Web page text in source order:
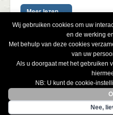
Wij gebruiken cookies om uw
en de werking
Met behulp van deze cookies
van uw
Als u doorgaat met het gebruiken
NB: U kunt de cookie-
Nee,
Beheer cookies
Meer lezen →
Blader
door
de
berichten
← Oudere
© 2026Adegems Nieuws.
Layout : Geert De Baets -